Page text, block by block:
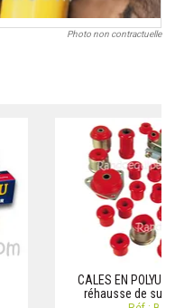
Photo non contractuelle
CALES EN
réhausse de